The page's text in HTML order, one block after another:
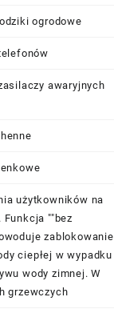
ogrodowe
awaryjnych
użytkowników na
Funkcja ""bez
zablokowanie
ciepłej w wypadku
wody zimnej. W
grzewczych